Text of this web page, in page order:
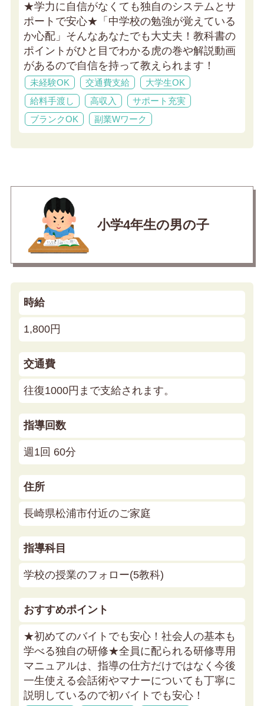
★学力に自信がなくても独自のシステムとサ
ポートで安心★ 「中学校の勉強が覚えている
か心配」そんなあなたでも大丈夫！教科書の
ポイントがひと目でわかる虎の巻や解説動画
があるので自信を持って教えられます！
未経験OK 交通費支給
大学生OK
給料手渡し
高収入
サポート充実
ブランクOK
副業Wワーク
小学4年生の男の子
時給
1,800円
交通費
往復1000円まで支給されます。
指導回数
週1回 60分
住所
長崎県松浦市付近のご家庭
指導科目
学校の授業のフォロー(5教科)
おすすめポイント
★初めてのバイトでも安心！社会人の基本も
学べる独自の研修★全員に配られる研修専用
マニュアルは、指導の仕方だけではなく今後
一生使える会話術やマナーについても丁寧に
説明しているので初バイトでも安心！